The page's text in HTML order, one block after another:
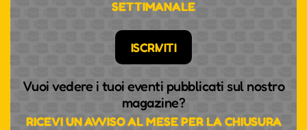
SETTIMANALE
ISCRIVITI
Vuoi vedere i tuoi eventi pubblicati sul nostro
magazine?
RICEVI UN AVVISO AL MESE PER LA CHIUSURA